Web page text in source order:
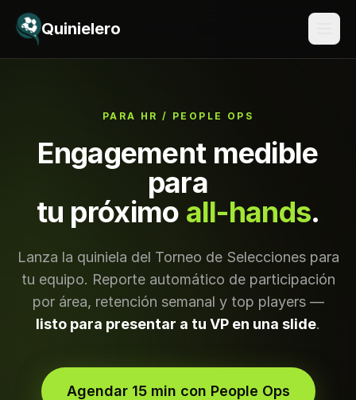
Saltar al contenido
Quinielero
PARA HR / PEOPLE OPS
Engagement medible
para
tu próximo all-hands.
Lanza la quiniela del Torneo de Selecciones para
tu equipo. Reporte automático de participación
por área, retención semanal y top players —
listo para presentar a tu VP en una slide.
Agendar 15 min con People Ops